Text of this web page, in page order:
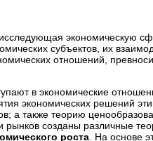
экономическую
субъектов, их
отношений,
в экономические
экономических решений
а также теорию
созданы различные
роста . На основе